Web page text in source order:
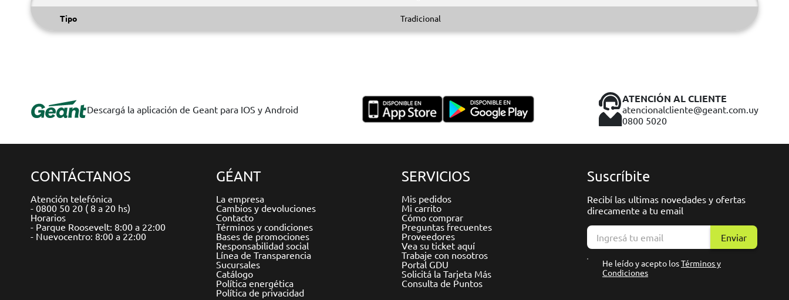
Tipo Tradicional
Descargá la aplicación de Geant para IOS y Android
ATENCIÓN AL CLIENTE
atencionalcliente@geant.com.uy
0800 5020
CONTÁCTANOS
Atención telefónica
- 0800 50 20 ( 8 a 20 hs)
Horarios
- Parque Roosevelt: 8:00 a 22:00
- Nuevocentro: 8:00 a 22:00
GÉANT
La empresa
Cambios y devoluciones
Contacto
Términos y condiciones
Bases de promociones
Responsabilidad social
Línea de Transparencia
Sucursales
Catálogo
Política energética
Política de privacidad
SERVICIOS
Mis pedidos
Mi carrito
Cómo comprar
Preguntas frecuentes
Proveedores
Vea su ticket aquí
Trabaje con nosotros
Portal GDU
Solicitá la Tarjeta Más
Consulta de Puntos
Suscríbite
Recibí las ultimas novedades y ofertas
direcamente a tu email
Enviar
He leído y acepto losTérminos y
Condiciones